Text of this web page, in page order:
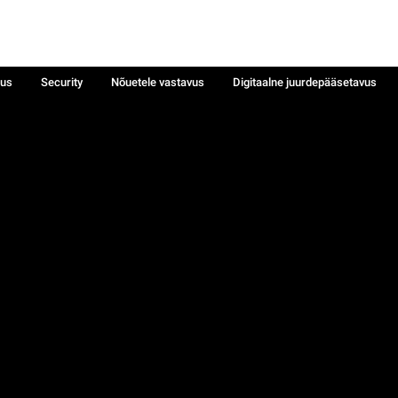
Security Nõuetele vastavus
Digitaalne juurdepääsetavus